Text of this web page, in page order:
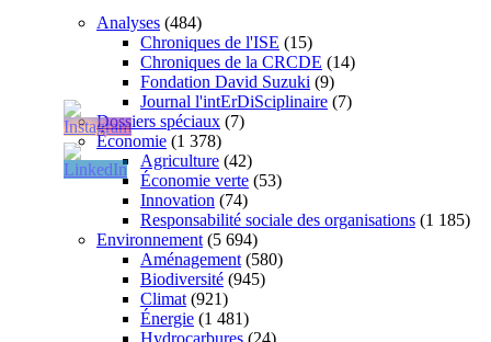
Analyses (484)
Chroniques de l'ISE (15)
Chroniques de la CRCDE (14)
Fondation David Suzuki (9)
Journal l'intErDiSciplinaire (7)
Dossiers spéciaux (7)
Économie (1 378)
Agriculture (42)
Économie verte (53)
Innovation (74)
Responsabilité sociale des organisations (1 185)
Environnement (5 694)
Aménagement (580)
Biodiversité (945)
Climat (921)
Énergie (1 481)